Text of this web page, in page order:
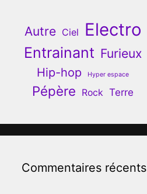
Autre Ciel Electro
Entrainant Furieux
Hip-hop Hyper espace
Pépère Rock Terre
Commentaires récents